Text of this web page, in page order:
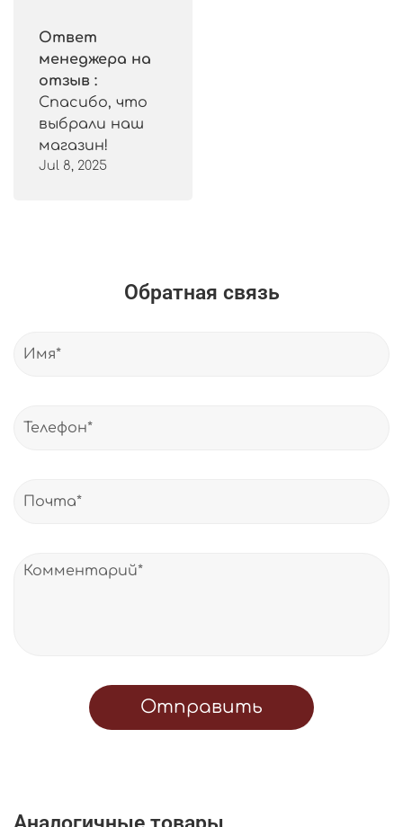
Ответ
менеджера на
отзыв :
Спасибо, что
выбрали наш
магазин!
Jul 8, 2025
Обратная связь
Отправить